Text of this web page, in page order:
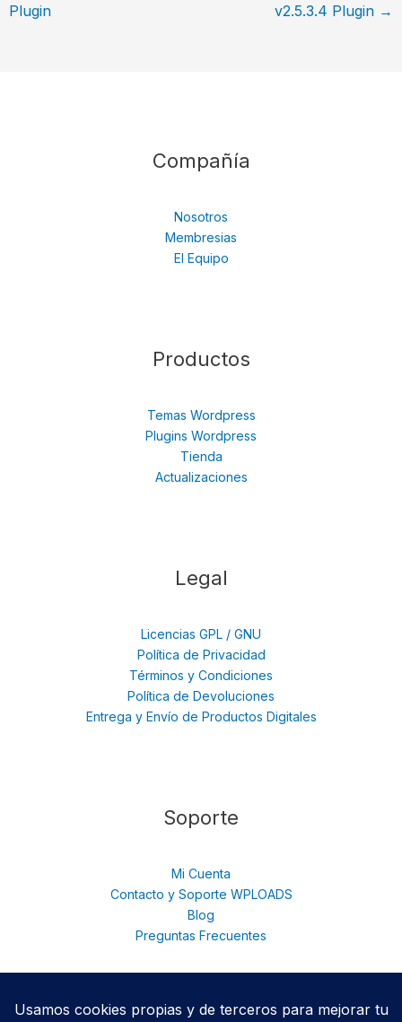
Plugin
v2.5.3.4 Plugin →
Compañía
Nosotros
Membresias
El Equipo
Productos
Temas Wordpress
Plugins Wordpress
Tienda
Actualizaciones
Legal
Licencias GPL / GNU
Política de Privacidad
Términos y Condiciones
Política de Devoluciones
Entrega y Envío de Productos Digitales
Soporte
Mi Cuenta
Contacto y Soporte WPLOADS
Blog
Preguntas Frecuentes